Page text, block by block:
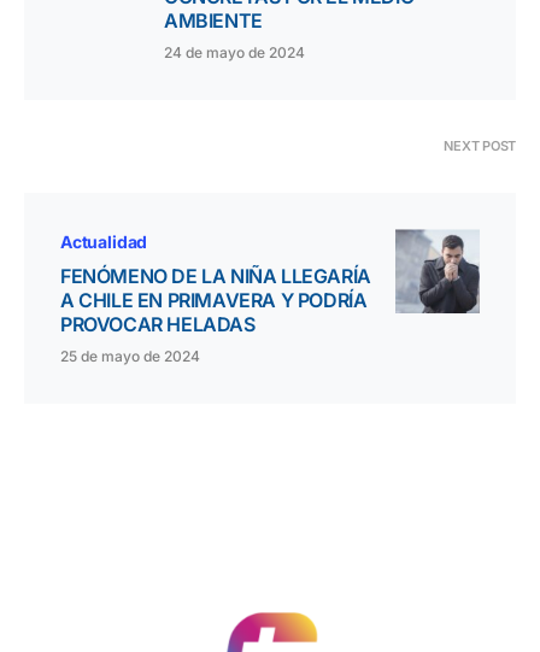
AMBIENTE
24 de mayo de 2024
NEXT POST
Actualidad
FENÓMENO DE LA NIÑA LLEGARÍA
A CHILE EN PRIMAVERA Y PODRÍA
PROVOCAR HELADAS
25 de mayo de 2024